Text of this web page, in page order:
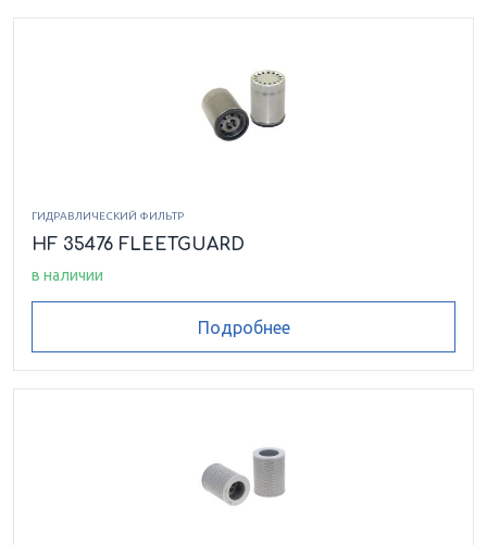
ГИДРАВЛИЧЕСКИЙ ФИЛЬТР
HF 35476 FLEETGUARD
в наличии
Подробнее